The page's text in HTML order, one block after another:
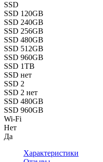
SSD
SSD 120GB
SSD 240GB
SSD 256GB
SSD 480GB
SSD 512GB
SSD 960GB
SSD 1TB
SSD нет
SSD 2
SSD 2 нет
SSD 480GB
SSD 960GB
Wi-Fi
Нет
Да
Характеристики